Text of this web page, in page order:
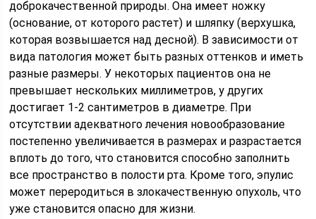
доброкачественной природы. Она имеет ножку
(основание, от которого растет) и шляпку (верхушка,
которая возвышается над десной). В зависимости от
вида патология может быть разных оттенков и иметь
разные размеры. У некоторых пациентов она не
превышает нескольких миллиметров, у других
достигает 1-2 сантиметров в диаметре. При
отсутствии адекватного лечения новообразование
постепенно увеличивается в размерах и разрастается
вплоть до того, что становится способно заполнить
все пространство в полости рта. Кроме того, эпулис
может переродиться в злокачественную опухоль, что
уже становится опасно для жизни.